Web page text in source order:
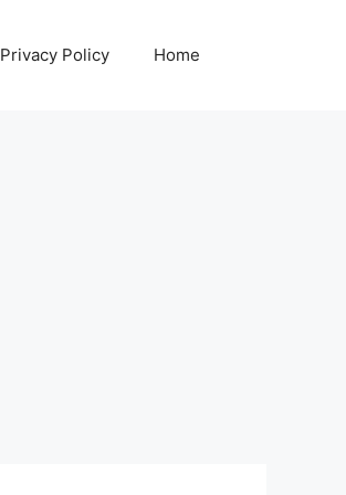
Privacy Policy Home